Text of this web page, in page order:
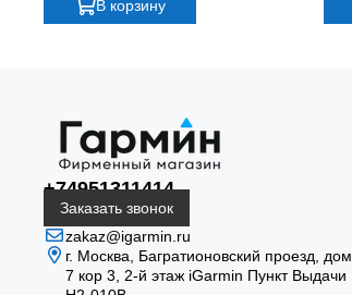
В корзину
+74951311414
Заказать звонок
zakaz@igarmin.ru
г. Москва, Багратионовский проезд, дом
7 кор 3, 2-й этаж iGarmin Пункт Выдачи